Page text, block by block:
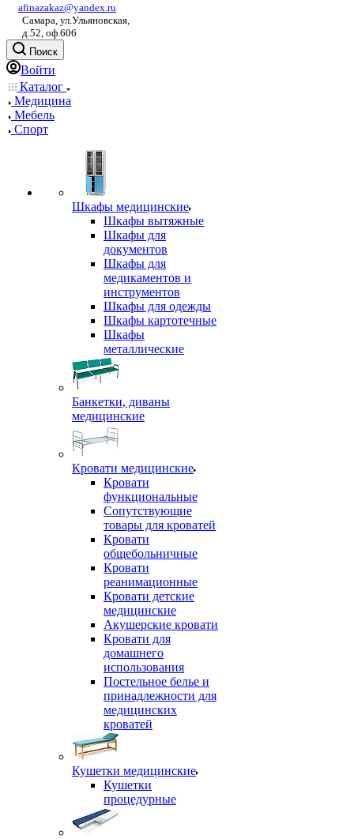
afinazakaz@yandex.ru
Самара, ул.Ульяновская,
д.52, оф.606
Поиск
Войти
Каталог
Медицина
Мебель
Спорт
Шкафы медицинские
Шкафы вытяжные
Шкафы для
документов
Шкафы для
медикаментов и
инструментов
Шкафы для одежды
Шкафы картотечные
Шкафы
металлические
Банкетки, диваны
медицинские
Кровати медицинские
Кровати
функциональные
Сопутствующие
товары для кроватей
Кровати
общебольничные
Кровати
реанимационные
Кровати детские
медицинские
Акушерские кровати
Кровати для
домашнего
использования
Постельное белье и
принадлежности для
медицинских
кроватей
Кушетки медицинские
Кушетки
процедурные